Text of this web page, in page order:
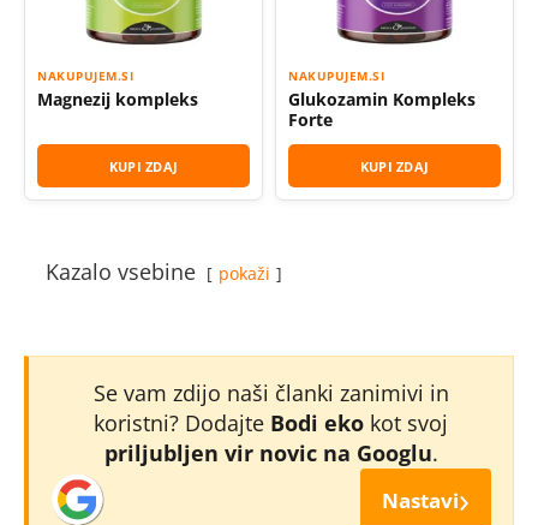
NAKUPUJEM.SI
Magnezij kompleks
KUPI ZDAJ
NAKUPUJEM.SI
Glukozamin Kompleks
Forte
KUPI ZDAJ
Kazalo vsebine pokaži
Se vam zdijo naši članki zanimivi in
koristni? Dodajte Bodi eko kot svoj
priljubljen vir novic na Googlu.
Nastavi›